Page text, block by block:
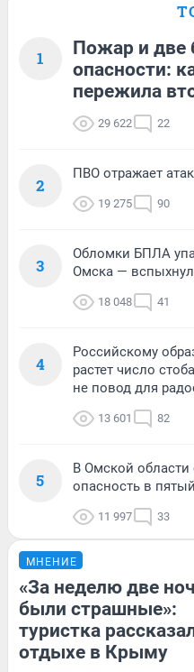
1
Пожар и две
опасности:
пережила
29 622 22
2
ПВО отражает
19 275 90
3
Обломки БПЛА
Омска —
18 048 41
4
Российскому
растет число
не повод для
13 601 82
5
В Омской
опасность в
11 997 33
МНЕНИЕ
«За неделю две
были страшные»:
туристка
отдыхе в Крыму